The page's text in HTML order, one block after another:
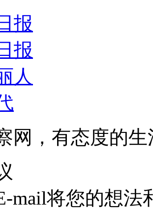
报
报
人
网，有态度的
mail将您的想法